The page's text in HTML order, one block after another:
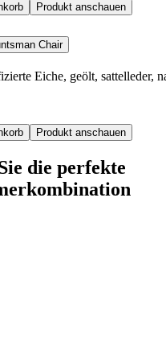
Produkt anschauen
Chair
Eiche, geölt, sattelleder,
Produkt anschauen
die perfekte